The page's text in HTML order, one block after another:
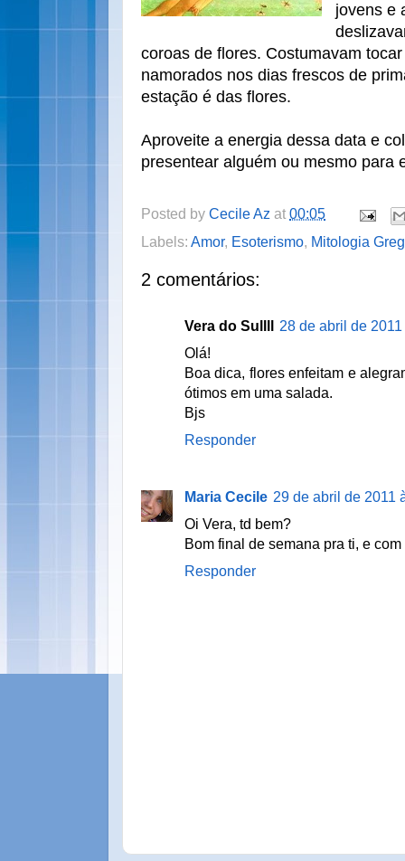
jovens e
coroas de flores. Costumavam
namorados nos dias frescos de
estação é das flores.
Aproveite a energia dessa data e
presentear alguém ou mesmo para
Posted by Cecile Az at 00:05
Labels: Amor, Esoterismo, Mitologia
2 comentários:
Vera do Sullll
28 de abril de
Olá!
Boa dica, flores enfeitam e
ótimos em uma salada.
Bjs
Responder
Maria Cecile 29 de abril de 2011
Oi Vera, td bem?
Bom final de semana pra ti, e
Responder